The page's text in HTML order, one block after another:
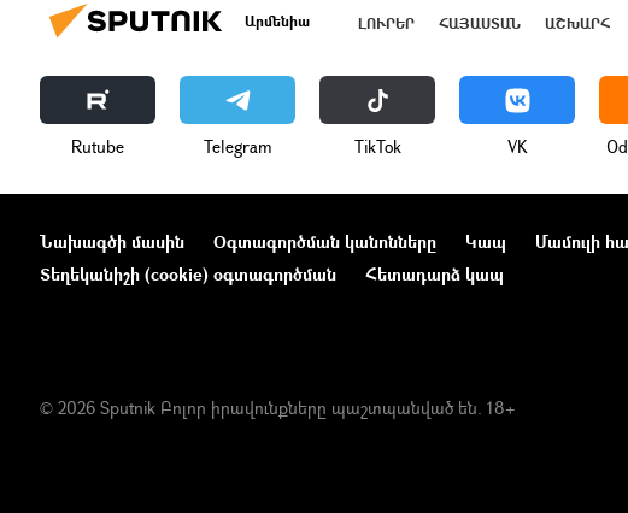
Արմենիա ԼՈՒՐԵՐ ՀԱՅԱՍՏԱՆ ԱՇԽԱՐՀ
Rutube Telegram ТikТоk VK
Նախագծի մասին Օգտագործման կանոնները Կապ Մամուլի
Տեղեկանիշի (cookie) օգտագործման
Հետադարձ կապ
© 2026 Sputnik Բոլոր իրավունքները պաշտպանված են. 18+